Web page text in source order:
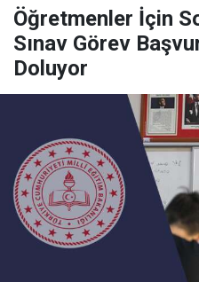
Öğretmenler İçin
Sınav Görev
Doluyor